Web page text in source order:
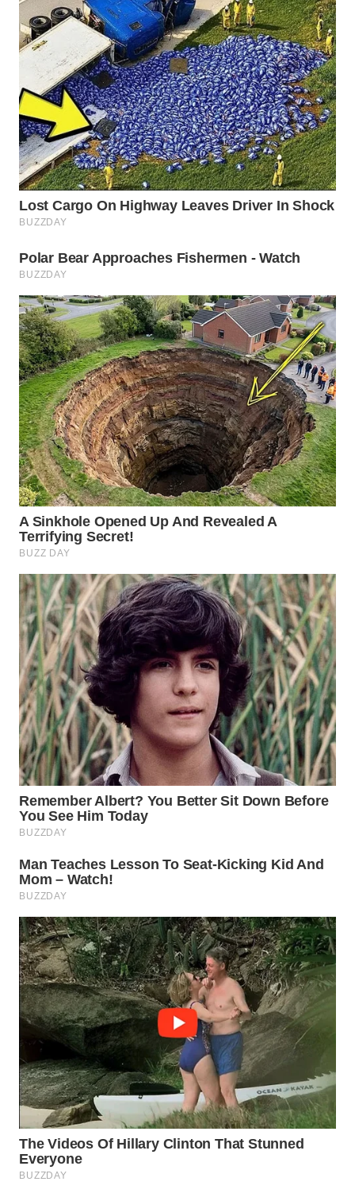
WN
SAMOSIR
WN
PADANG
LAWAS
WN
SUMEDANG
WN
CIANJUR
WN
KEPULAUAN
SERIBU
WN
TANGERANG
WN
BINJAI
WN
CIREBON
WN
INDRAMAYU
KUNINGAN
WN
MAJALENGKA
WN
SUBANG
WN
SUKABUMI
WN
PURWAKARTA
WN
PRIANGAN
TIMUR
WN
SEMARANG
WN
SOLO
WN
BOROBUDUR
WN
MADURA
WN